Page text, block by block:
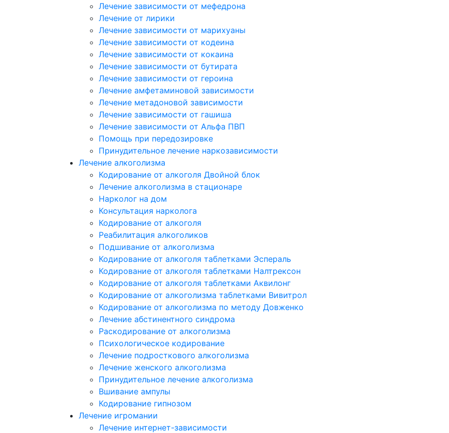
Лечение зависимости от мефедрона
Лечение от лирики
Лечение зависимости от марихуаны
Лечение зависимости от кодеина
Лечение зависимости от кокаина
Лечение зависимости от бутирата
Лечение зависимости от героина
Лечение амфетаминовой зависимости
Лечение метадоновой зависимости
Лечение зависимости от гашиша
Лечение зависимости от Альфа ПВП
Помощь при передозировке
Принудительное лечение наркозависимости
Лечение алкоголизма
Кодирование от алкоголя Двойной блок
Лечение алкоголизма в стационаре
Нарколог на дом
Консультация нарколога
Кодирование от алкоголя
Реабилитация алкоголиков
Подшивание от алкоголизма
Кодирование от алкоголя таблетками Эспераль
Кодирование от алкоголя таблетками Налтрексон
Кодирование от алкоголя таблетками Аквилонг
Кодирование от алкоголизма таблетками Вивитрол
Кодирование от алкоголизма по методу Довженко
Лечение абстинентного синдрома
Раскодирование от алкоголизма
Психологическое кодирование
Лечение подросткового алкоголизма
Лечение женского алкоголизма
Принудительное лечение алкоголизма
Вшивание ампулы
Кодирование гипнозом
Лечение игромании
Лечение интернет-зависимости